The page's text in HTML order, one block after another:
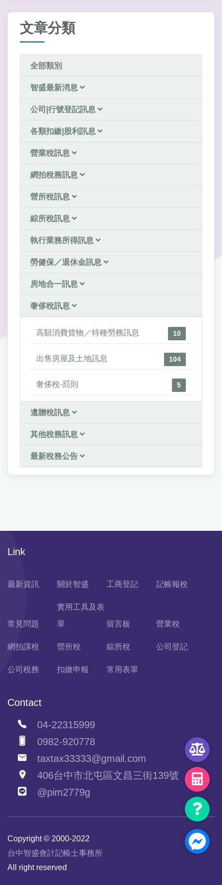
文章分類
全部類別
智盛最新消息
公司|行號登記訊息
各類扣繳|股利訊息
營業稅訊息
網拍稅務訊息
營所稅訊息
綜所稅訊息
執行業務所得訊息
勞健保／退休金訊息
房地合一訊息
奢侈稅訊息
高額消費貨物／特種勞務訊息 10
出售房屋及土地訊息 104
奢侈稅-罰則 5
遺贈稅訊息
其他稅務訊息
最新稅務公告
Link
最新資訊 關於智盛 工商登記 記帳報稅
常見問題
實用工具及表
單
留言板 營業稅
網拍課稅 營所稅 綜所稅 公司登記
公司稅務 扣繳申報 常用表單
Contact
04-22315999
0982-920778
taxtax33333@gmail.com
406台中市北屯區文昌三街139號
@pim2779g
Copyright © 2000-2022
台中智盛會計記帳士事務所
All right reserved